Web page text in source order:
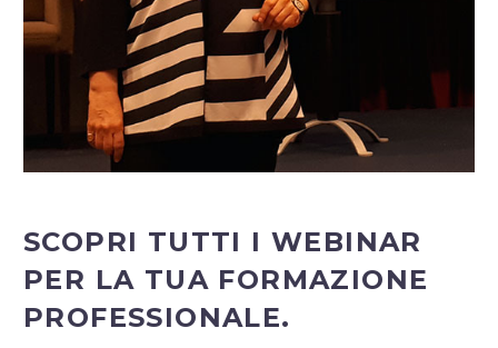
SCOPRI TUTTI I WEBINAR
PER LA TUA FORMAZIONE
PROFESSIONALE.